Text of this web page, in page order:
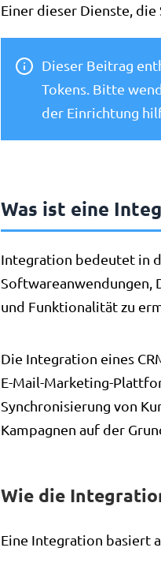
Einer dieser Dienste,
Dieser Beitrag
Tokens. Bitte
der Einrichtung
Was ist eine
Integration bedeutet in
Softwareanwendungen,
und Funktionalität zu
Die Integration eines
E-Mail-Marketing-
Synchronisierung von
Kampagnen auf der
Wie die
Eine Integration basiert